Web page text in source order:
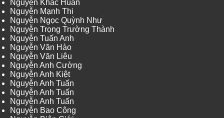
Nguyễn Khắc Huân
Nguyễn Mạnh Thi
Nguyễn Ngọc Quỳnh Như
Nguyễn Trọng Trường Thành
Nguyễn Tuấn Anh
Nguyễn Văn Hào
Nguyễn Văn Liêu
Nguyễn Anh Cường
Nguyễn Anh Kiệt
Nguyễn Anh Tuấn
Nguyễn Anh Tuấn
Nguyễn Anh Tuấn
Nguyễn Bao Công